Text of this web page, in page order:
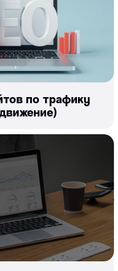
по трафику